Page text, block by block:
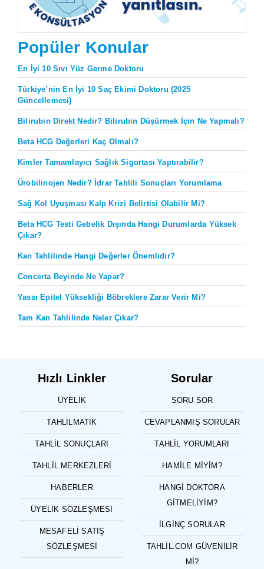
Popüler Konular
En İyi 10 Sıvı Yüz Germe Doktoru
Türkiye’nin En İyi 10 Saç Ekimi Doktoru (2025
Güncellemesi)
Bilirubin Direkt Nedir? Bilirubin Düşürmek İçin Ne Yapmalı?
Beta HCG Değerleri Kaç Olmalı?
Kimler Tamamlayıcı Sağlık Sigortası Yaptırabilir?
Ürobilinojen Nedir? İdrar Tahlili Sonuçları Yorumlama
Sağ Kol Uyuşması Kalp Krizi Belirtisi Olabilir Mi?
Beta HCG Testi Gebelik Dışında Hangi Durumlarda Yüksek
Çıkar?
Kan Tahlilinde Hangi Değerler Önemlidir?
Concerta Beyinde Ne Yapar?
Yassı Epitel Yüksekliği Böbreklere Zarar Verir Mi?
Tam Kan Tahlilinde Neler Çıkar?
Hızlı Linkler
ÜYELIK
TAHLILMATIK
TAHLIL SONUÇLARI
TAHLIL MERKEZLERI
HABERLER
ÜYELIK SÖZLEŞMESI
MESAFELI SATIŞ
SÖZLEŞMESI
Sorular
SORU SOR
CEVAPLANMIŞ SORULAR
TAHLIL YORUMLARI
HAMILE MIYIM?
HANGI DOKTORA
GITMELIYIM?
İLGINÇ SORULAR
TAHLIL.COM GÜVENILIR
MI?